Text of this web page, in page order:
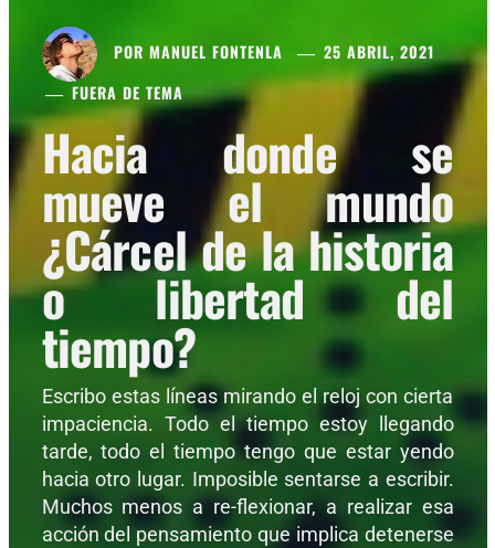
POR MANUEL FONTENLA
25 ABRIL, 2021
FUERA DE TEMA
Hacia donde se
mueve el mundo
¿Cárcel de la historia
o libertad del
tiempo?
Escribo estas líneas mirando el reloj con cierta
impaciencia. Todo el tiempo estoy llegando
tarde, todo el tiempo tengo que estar yendo
hacia otro lugar. Imposible sentarse a escribir.
Muchos menos a re-flexionar, a realizar esa
acción del pensamiento que implica detenerse